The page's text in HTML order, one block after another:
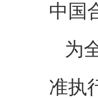
中国
为
准执